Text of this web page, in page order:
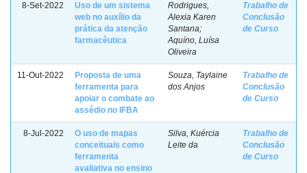
8-Set-2022
Uso de um sistema
web no auxílio da
prática da atenção
farmacêutica
Rodrigues,
Alexia Karen
Santana;
Aquíno, Luísa
Oliveira
Trabalho de
Conclusão
de Curso
11-Out-2022
Proposta de uma
ferramenta para
apoiar o combate ao
assédio no IFBA
Souza, Taylaine
dos Anjos
Trabalho de
Conclusão
de Curso
8-Jul-2022
O uso de mapas
conceituais como
ferramenta
avaliativa no ensino
Silva, Kuércia
Leite da
Trabalho de
Conclusão
de Curso